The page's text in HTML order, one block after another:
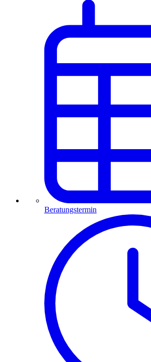
Beratungstermin